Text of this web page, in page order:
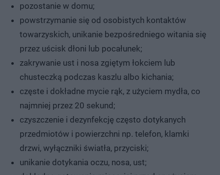
pozostanie w domu;
powstrzymanie się od osobistych kontaktów
towarzyskich, unikanie bezpośredniego witania się
przez uścisk dłoni lub pocałunek;
zakrywanie ust i nosa zgiętym łokciem lub
chusteczką podczas kaszlu albo kichania;
częste i dokładne mycie rąk, z użyciem mydła, co
najmniej przez 20 sekund;
czyszczenie i dezynfekcję często dotykanych
przedmiotów i powierzchni np. telefon, klamki
drzwi, wyłączniki światła, przyciski;
unikanie dotykania oczu, nosa, ust;